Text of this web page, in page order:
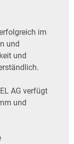
im
und
und
AG verfügt
und